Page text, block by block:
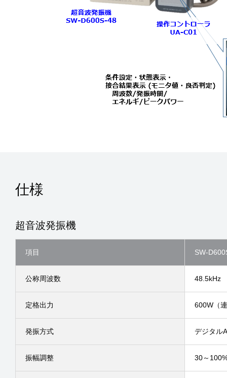
仕様
超音波発振機
項目 SW-
公称周波数 48.5kHz
定格出力 600W（
発振方式 デジタル
振幅調整 30～